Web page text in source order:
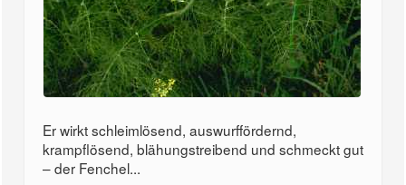
Er wirkt schleimlösend, auswurffördernd,
krampflösend, blähungstreibend und schmeckt gut
– der Fenchel...